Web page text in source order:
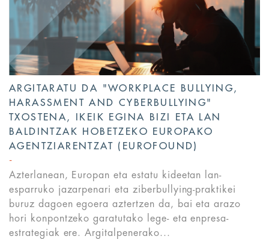
ARGITARATU DA "WORKPLACE BULLYING,
HARASSMENT AND CYBERBULLYING"
TXOSTENA, IKEIK EGINA BIZI ETA LAN
BALDINTZAK HOBETZEKO EUROPAKO
AGENTZIARENTZAT (EUROFOUND)
Azterlanean, Europan eta estatu kideetan lan-
esparruko jazarpenari eta ziberbullying-praktikei
buruz dagoen egoera aztertzen da, bai eta arazo
hori konpontzeko garatutako lege- eta enpresa-
estrategiak ere. Argitalpenerako...